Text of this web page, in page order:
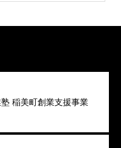
稲美町創業支援事業